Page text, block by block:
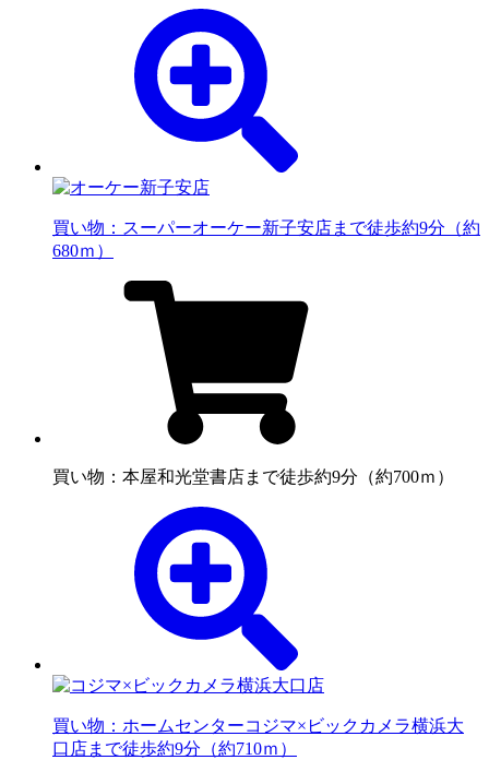
買い物：スーパーオーケー新子安店まで徒歩約9分（約
680ｍ）
買い物：本屋和光堂書店まで徒歩約9分（約700ｍ）
買い物：ホームセンターコジマ×ビックカメラ横浜大
口店まで徒歩約9分（約710ｍ）